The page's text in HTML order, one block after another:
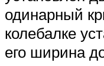
одинарный
колебалке
его ширина